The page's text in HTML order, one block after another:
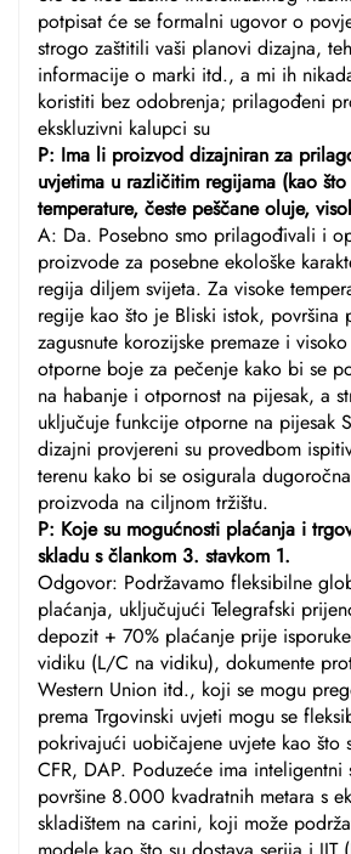
potpisat će se formalni ugovor o
strogo zaštitili vaši planovi dizajna,
informacije o marki itd., a mi ih
koristiti bez odobrenja; prilagođeni
ekskluzivni kalupci su
P: Ima li proizvod dizajniran za
uvjetima u različitim regijama (kao što
temperature, česte peščane oluje,
A: Da. Posebno smo prilagođivali i
proizvode za posebne ekološke
regija diljem svijeta. Za visoke
regije kao što je Bliski istok, površina
zagusnute korozijske premaze i
otporne boje za pečenje kako bi se
na habanje i otpornost na pijesak, a
uključuje funkcije otporne na pijesak
dizajni provjereni su provedbom
terenu kako bi se osigurala
proizvoda na ciljnom tržištu.
P: Koje su mogućnosti plaćanja i
skladu s člankom 3. stavkom 1.
Odgovor: Podržavamo fleksibilne
plaćanja, uključujući Telegrafski
depozit + 70% plaćanje prije
vidiku (L/C na vidiku), dokumente
Western Union itd., koji se mogu
prema Trgovinski uvjeti mogu se
pokrivajući uobičajene uvjete kao što
CFR, DAP. Poduzeće ima inteligentni
površine 8.000 kvadratnih metara s
skladištem na carini, koji može